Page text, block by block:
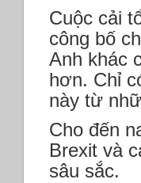
Cuộc cải
công bố
Anh khác
hơn. Chỉ
này từ
Cho đến
Brexit và
sâu sắc.